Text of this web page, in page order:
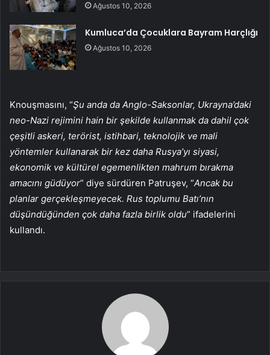
Ağustos 10, 2026
Kumluca’da Çocuklara Bayram Harçlığı
Ağustos 10, 2026
Knouşmasını, “Şu anda da Anglo-Saksonlar, Ukrayna’daki
neo-Nazi rejimini hain bir şekilde kullanmak da dahil çok
çeşitli askeri, terörist, istihbari, teknolojik ve mali
yöntemler kullanarak bir kez daha Rusya’yı siyasi,
ekonomik ve kültürel egemenlikten mahrum bırakma
amacını güdüyor” diye sürdüren Patruşev, “Ancak bu
planlar gerçekleşmeyecek. Rus toplumu Batı’nın
düşündüğünden çok daha fazla birlik oldu” ifadelerini
kullandı.